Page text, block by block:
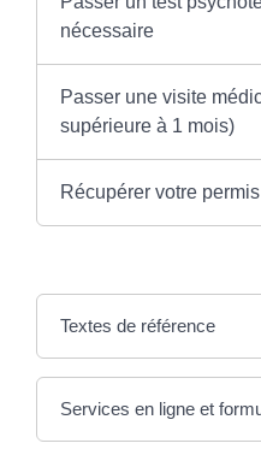
nécessaire
Passer une visite
supérieure à 1 mois)
Récupérer votre
Textes de référence
Services en ligne et